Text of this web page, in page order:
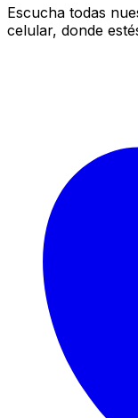
Escucha todas
celular, donde